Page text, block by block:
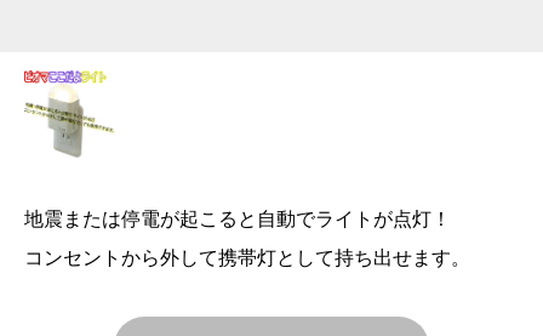
地震または停電が起こると自動でライトが点灯！
コンセントから外して携帯灯として持ち出せます。